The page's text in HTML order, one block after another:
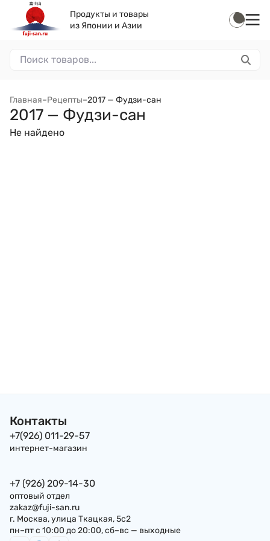
Продукты и товары
из Японии и Азии
Главная–Рецепты–2017 — Фудзи-сан
2017 — Фудзи-сан
Не найдено
Контакты
+7(926) 011-29-57
интернет-магазин
+7 (926) 209-14-30
оптовый отдел
zakaz@fuji-san.ru
г. Москва, улица Ткацкая, 5с2
пн–пт с 10:00 до 20:00, сб–вс — выходные